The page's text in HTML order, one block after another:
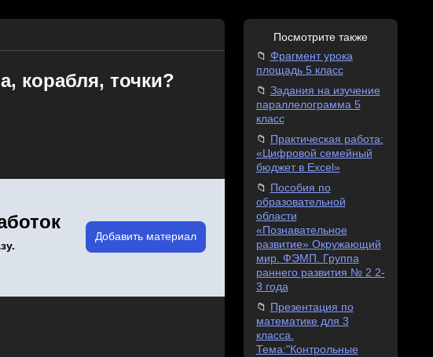
корабля, точки?
Добавить материал
Посмотрите также
Фрагмент урока
площадь 5 класс
Задания на изучение
параллелограмма 5
класс
Практическая работа:
«Цифровой семейный
бюджет в Excel»
Пособия по
образовательной
области
«Познавательное
развитие» Окружающий
мир. ФЭМП. Группа
раннего развития № 2 2-
3 года
Презентация по
математике для 3
класса.
Тема:"Контрольные